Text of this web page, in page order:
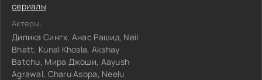
сериалы
Актеры:
Дипика Сингх, Анас Рашид, Neil
Bhatt, Kunal Khosla, Akshay
Batchu, Мира Джоши, Aayush
Agrawal, Charu Asopa, Neelu